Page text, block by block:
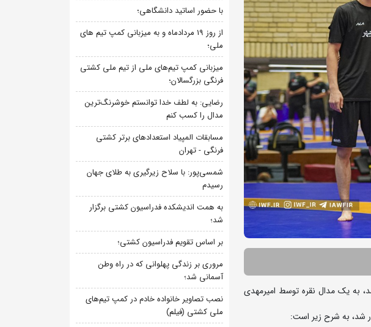
به یک مدال نقره توسط امیرمهدی
با حضور اساتید دانشگاهی؛
از روز 19 مردادماه و به میزبانی کمپ تیم های
ملی؛
میزبانی کمپ تیم‌های ملی از تیم ملی کشتی
فرنگی بزرگسالان؛
رضایی: به لطف خدا توانستم خوشرنگ‌ترین
مدال را کسب کنم
مسابقات المپیاد استعدادهای برتر کشتی
فرنگی - تهران
شمسی‌پور: با سلاح زیرگیری به طلای جهان
رسیدم
به همت اندیشکده فدراسیون کشتی برگزار
شد؛
بر اساس تقویم فدراسیون کشتی؛
مروری بر زندگی پهلوانی که در راه وطن
آسمانی شد؛
نصب تصاویر خانواده خادم در کمپ تیم‌های
ملی کشتی (فیلم)